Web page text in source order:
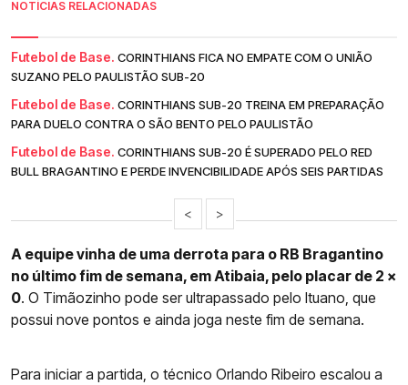
NOTÍCIAS RELACIONADAS
Futebol de Base. CORINTHIANS FICA NO EMPATE COM O UNIÃO
SUZANO PELO PAULISTÃO SUB-20
Futebol de Base. CORINTHIANS SUB-20 TREINA EM PREPARAÇÃO
PARA DUELO CONTRA O SÃO BENTO PELO PAULISTÃO
Futebol de Base. CORINTHIANS SUB-20 É SUPERADO PELO RED
BULL BRAGANTINO E PERDE INVENCIBILIDADE APÓS SEIS PARTIDAS
< >
A equipe vinha de uma derrota para o RB Bragantino
no último fim de semana, em Atibaia, pelo placar de 2 x
0. O Timãozinho pode ser ultrapassado pelo Ituano, que
possui nove pontos e ainda joga neste fim de semana.
Para iniciar a partida, o técnico Orlando Ribeiro escalou a